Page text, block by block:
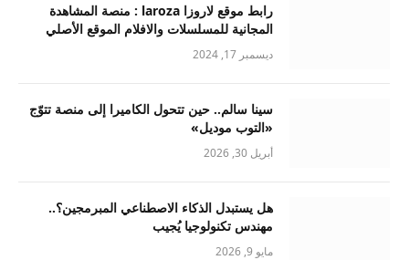
رابط موقع لاروزا laroza : منصة المشاهدة
المجانية للمسلسلات والافلام الموقع الأصلي
ديسمبر 17, 2024
سينا سالم.. حين تتحول الكاميرا إلى منصة تتوّج
«التوب موديل»
أبريل 30, 2026
هل يستبدل الذكاء الاصطناعي المبرمجين؟..
مهندس تكنولوجيا يُجيب
مايو 9, 2026